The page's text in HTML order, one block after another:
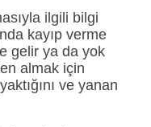
ilgili bilgi
kayıp verme
gelir ya da yok
almak için
ve yanan